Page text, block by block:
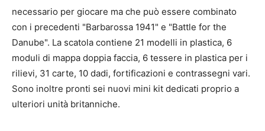
necessario per giocare ma che può essere combinato
con i precedenti "Barbarossa 1941" e "Battle for the
Danube". La scatola contiene 21 modelli in plastica, 6
moduli di mappa doppia faccia, 6 tessere in plastica per i
rilievi, 31 carte, 10 dadi, fortificazioni e contrassegni vari.
Sono inoltre pronti sei nuovi mini kit dedicati proprio a
ulteriori unità britanniche.